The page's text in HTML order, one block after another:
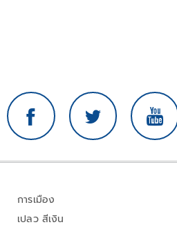
การเมือง
เปลว สีเงิน